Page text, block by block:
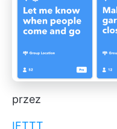
przez
IFTTT